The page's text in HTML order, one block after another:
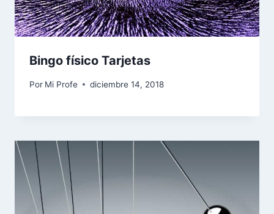
Bingo físico Tarjetas
Por Mi Profe diciembre 14, 2018